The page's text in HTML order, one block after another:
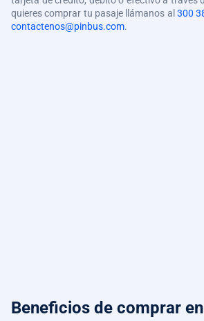
quieres comprar tu pasaje llámanos al 300
contactenos@pinbus.com.
Beneficios de comprar